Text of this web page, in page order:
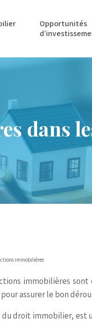
Opportunités
dans
immobilières
immobilières
assurer le bon
droit immobilier, est